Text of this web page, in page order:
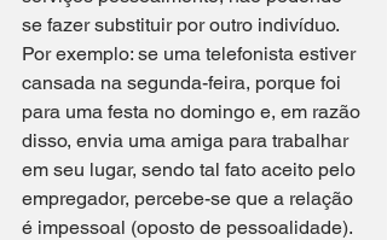
se fazer substituir por outro indivíduo.
Por exemplo: se uma telefonista estiver
cansada na segunda-feira, porque foi
para uma festa no domingo e, em razão
disso, envia uma amiga para trabalhar
em seu lugar, sendo tal fato aceito pelo
empregador, percebe-se que a relação
é impessoal (oposto de pessoalidade).